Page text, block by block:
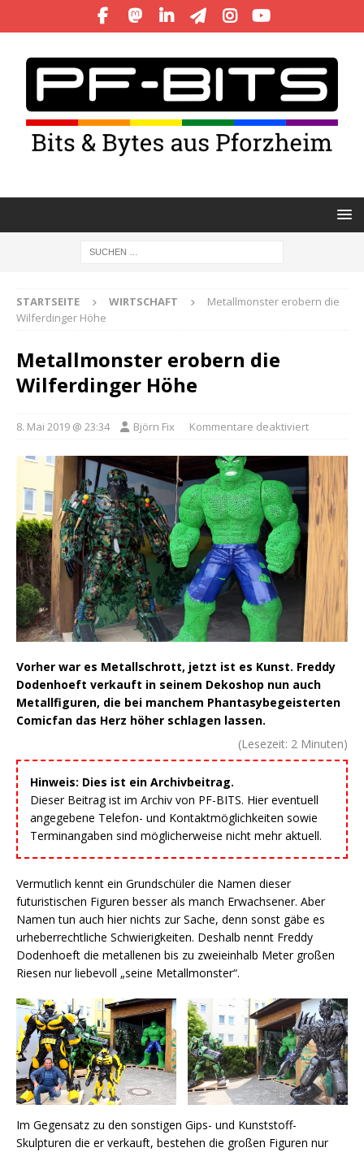
STARTSEITE WIRTSCHAFT
Metallmonster erobern die
Wilferdinger Höhe
Metallmonster erobern die
Wilferdinger Höhe
8. Mai 2019 @ 23:34 Björn Fix Kommentare deaktiviert
Vorher war es Metallschrott, jetzt ist es Kunst. Freddy
Dodenhoeft verkauft in seinem Dekoshop nun auch
Metallfiguren, die bei manchem Phantasybegeisterten
Comicfan das Herz höher schlagen lassen.
(Lesezeit: 2 Minuten)
Hinweis: Dies ist ein Archivbeitrag.
Dieser Beitrag ist im Archiv von PF-BITS. Hier eventuell
angegebene Telefon- und Kontaktmöglichkeiten sowie
Terminangaben sind möglicherweise nicht mehr aktuell.
Vermutlich kennt ein Grundschüler die Namen dieser
futuristischen Figuren besser als manch Erwachsener. Aber
Namen tun auch hier nichts zur Sache, denn sonst gäbe es
urheberrechtliche Schwierigkeiten. Deshalb nennt Freddy
Dodenhoeft die metallenen bis zu zweieinhalb Meter großen
Riesen nur liebevoll „seine Metallmonster“.
Im Gegensatz zu den sonstigen Gips- und Kunststoff-
Skulpturen die er verkauft, bestehen die großen Figuren nur